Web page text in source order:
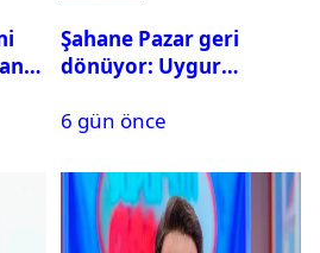
Şahane Pazar geri
dönüyor: Uygur
açıklama geldi
6 gün önce